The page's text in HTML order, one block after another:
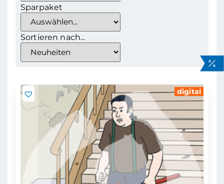
Sparpaket
Sortieren nach...
digital